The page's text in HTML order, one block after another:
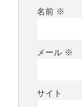
名前 ※
メール ※
サイト